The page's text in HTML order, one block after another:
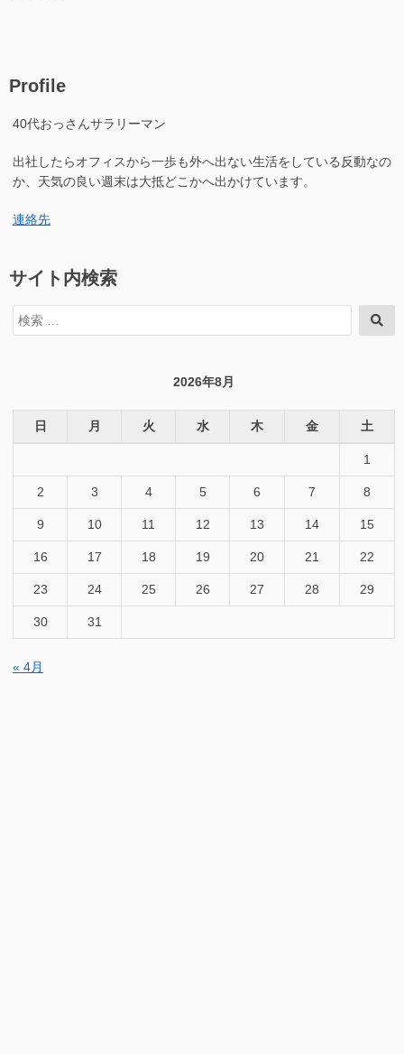
Profile
40代おっさんサラリーマン
出社したらオフィスから一歩も外へ出ない生活をしている反動なの
か、天気の良い週末は大抵どこかへ出かけています。
連絡先
サイト内検索
検
索
索
2026年8月
日 月 火 水 木 金 土
1
2 3 4 5 6 7 8
9 10 11 12 13 14 15
16 17 18 19 20 21 22
23 24 25 26 27 28 29
30 31
« 4月